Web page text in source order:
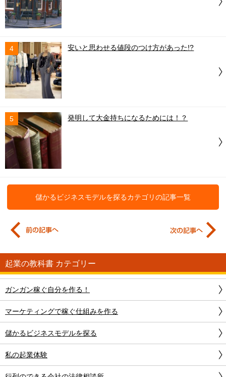
4 安いと思わせる値段のつけ方があった!?
5 発明して大金持ちになるためには！？
儲かるビジネスモデルを探るカテゴリの記事一覧
起業の教科書 カテゴリー
ガンガン稼ぐ自分を作る！
マーケティングで稼ぐ仕組みを作る
儲かるビジネスモデルを探る
私の起業体験